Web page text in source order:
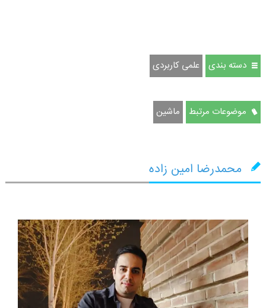
دسته بندی علمی کاربردی
موضوعات مرتبط ماشین
محمدرضا امین زاده